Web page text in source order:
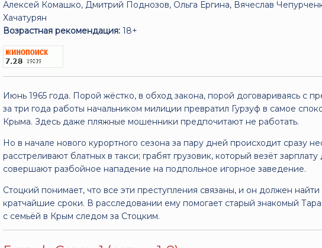
Алексей Комашко, Дмитрий Поднозов, Ольга Ергина, Вячеслав
Хачатурян
Возрастная рекомендация: 18+
Июнь 1965 года. Порой жёстко, в обход закона, порой договариваясь с
за три года работы начальником милиции превратил Гурзуф в самое
Крыма. Здесь даже пляжные мошенники предпочитают не работать.
Но в начале нового курортного сезона за пару дней происходит сразу
расстреливают блатных в такси; грабят грузовик, который везёт
совершают разбойное нападение на подпольное игорное заведение.
Стоцкий понимает, что все эти преступления связаны, и он должен
кратчайшие сроки. В расследовании ему помогает старый знакомый
с семьёй в Крым следом за Стоцким.